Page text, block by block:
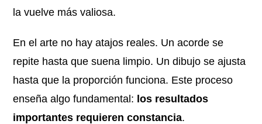
la vuelve más valiosa.
En el arte no hay atajos reales. Un acorde se
repite hasta que suena limpio. Un dibujo se ajusta
hasta que la proporción funciona. Este proceso
enseña algo fundamental: los resultados
importantes requieren constancia.